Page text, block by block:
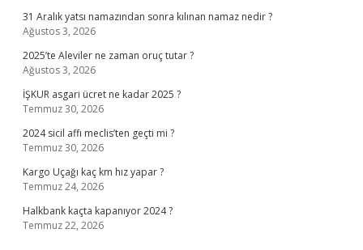
31 Aralık yatsı namazından sonra kılınan namaz nedir ?
Ağustos 3, 2026
2025’te Aleviler ne zaman oruç tutar ?
Ağustos 3, 2026
İŞKUR asgari ücret ne kadar 2025 ?
Temmuz 30, 2026
2024 sicil affı meclis’ten geçti mi ?
Temmuz 30, 2026
Kargo Uçağı kaç km hız yapar ?
Temmuz 24, 2026
Halkbank kaçta kapanıyor 2024 ?
Temmuz 22, 2026